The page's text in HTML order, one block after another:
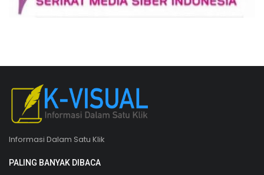
Informasi Dalam Satu Klik
PALING BANYAK DIBACA